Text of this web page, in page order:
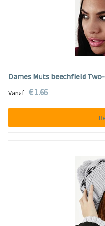
Dames Muts beechfield
Vanaf € 1.66